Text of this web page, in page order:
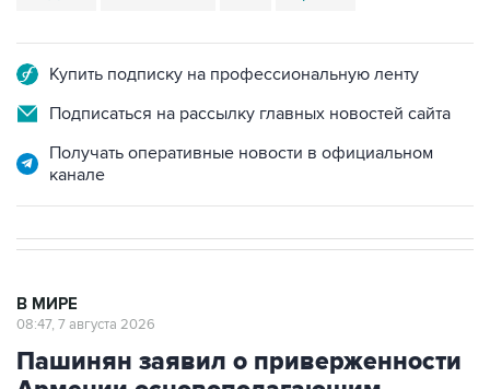
Подписаться на рассылку главных новостей сайта
Получать оперативные новости в официальном
Пашинян заявил о приверженности
Армении основополагающим
принципам ЕАЭС